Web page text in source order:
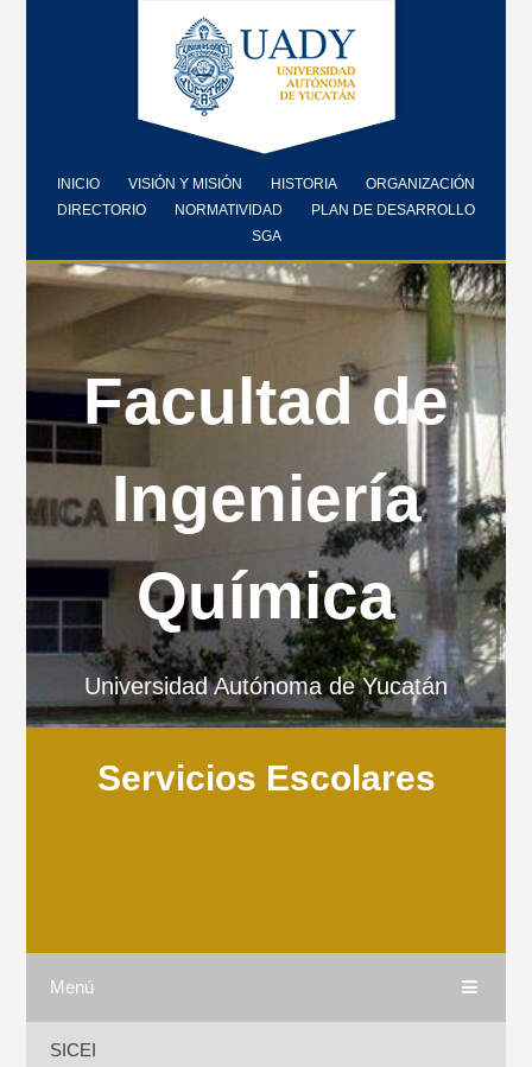
INICIO VISIÓN Y MISIÓN HISTORIA
ORGANIZACIÓN
DIRECTORIO
NORMATIVIDAD
PLAN DE DESARROLLO
SGA
Facultad de
Ingeniería
Química
Universidad Autónoma de Yucatán
Servicios Escolares
Menú
SICEI